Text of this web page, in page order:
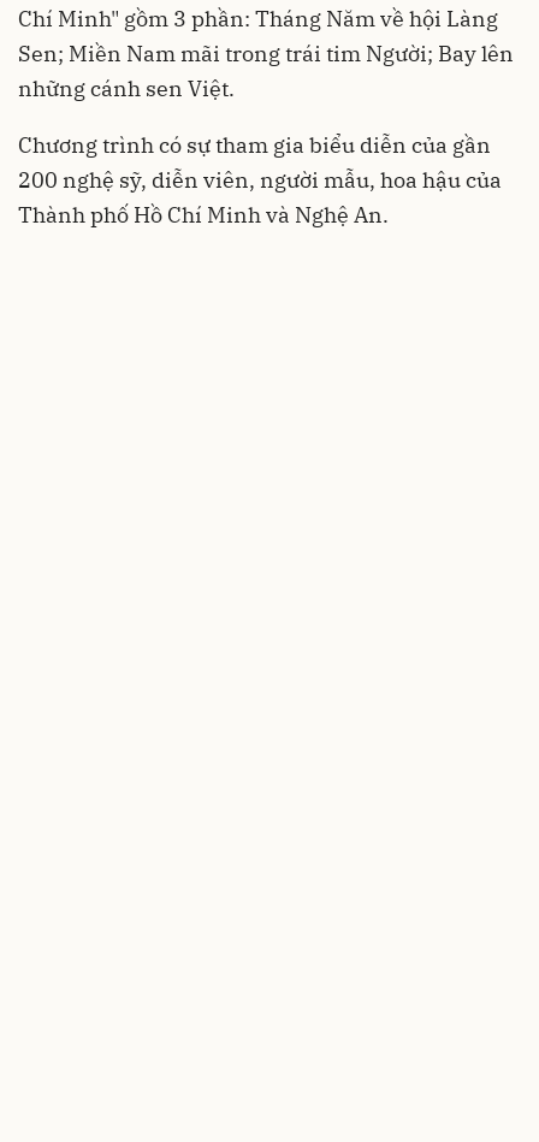
Chí Minh" gồm 3 phần: Tháng Năm về hội Làng
Sen; Miền Nam mãi trong trái tim Người; Bay lên
những cánh sen Việt.
Chương trình có sự tham gia biểu diễn của gần
200 nghệ sỹ, diễn viên, người mẫu, hoa hậu của
Thành phố Hồ Chí Minh và Nghệ An.